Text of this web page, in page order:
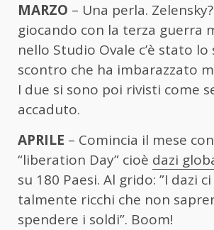
MARZO – Una perla.
giocando con la terza guerra
nello Studio Ovale c’è stato
scontro che ha imbarazzato
I due si sono poi rivisti come
accaduto.
APRILE – Comincia il mese
“liberation Day” cioè dazi
su 180 Paesi. Al grido: ”I dazi
talmente ricchi che non
spendere i soldi”. Boom!